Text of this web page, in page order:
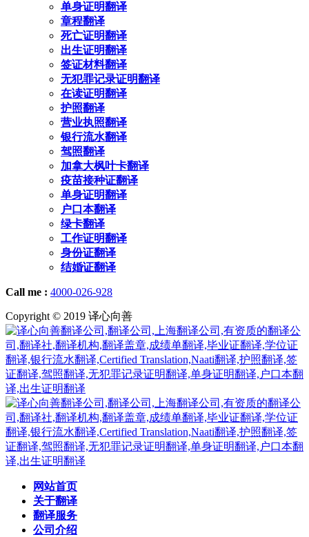
单身证明翻译
章程翻译
死亡证明翻译
出生证明翻译
签证材料翻译
无犯罪记录证明翻译
在读证明翻译
护照翻译
营业执照翻译
银行流水翻译
驾照翻译
加拿大枫叶卡翻译
疫苗接种证翻译
单身证明翻译
户口本翻译
绿卡翻译
工作证明翻译
身份证翻译
结婚证翻译
Call me : 4000-026-928
Copyright © 2019 译心向善
网站首页
关于翻译
翻译服务
公司介绍